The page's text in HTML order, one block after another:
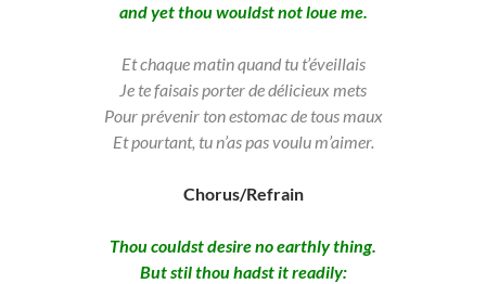
and yet thou wouldst not loue me.
Et chaque matin quand tu t’éveillais
Je te faisais porter de délicieux mets
Pour prévenir ton estomac de tous maux
Et pourtant, tu n’as pas voulu m’aimer.
Chorus/Refrain
Thou couldst desire no earthly thing.
But stil thou hadst it readily: